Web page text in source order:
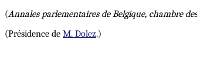
(Annales parlementaires de Belgique, chambre
(Présidence de M. Dolez.)